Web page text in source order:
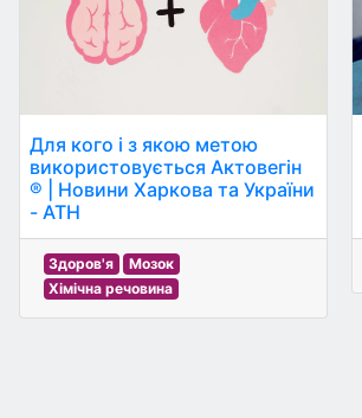
Для кого і з якою метою
використовується Актовегін
® | Новини Харкова та України
- АТН
Здоров'я
Мозок
Хімічна речовина